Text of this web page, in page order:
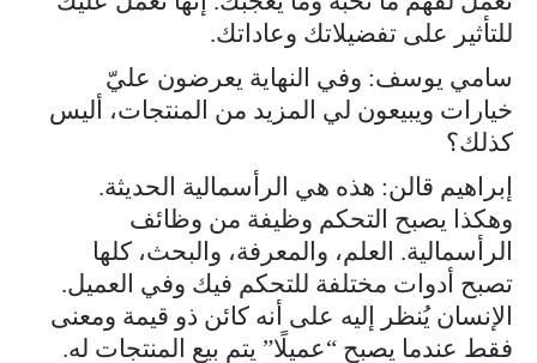
للتأثير على تفضيلاتك وعاداتك.
سامي يوسف: وفي النهاية يعرضون عليّ
خيارات ويبيعون لي المزيد من المنتجات، أليس
كذلك؟
إبراهيم قالن: هذه هي الرأسمالية الحديثة.
وهكذا يصبح التحكم وظيفة من وظائف
الرأسمالية. العلم، والمعرفة، والبحث، كلها
تصبح أدوات مختلفة للتحكم فيك وفي العميل.
الإنسان يُنظر إليه على أنه كائن ذو قيمة ومعنى
فقط عندما يصبح “عميلًا” يتم بيع المنتجات له.